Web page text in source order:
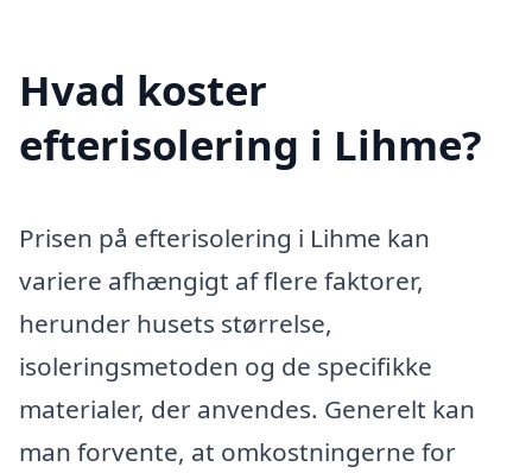
Hvad koster
efterisolering i Lihme?
Prisen på efterisolering i Lihme kan
variere afhængigt af flere faktorer,
herunder husets størrelse,
isoleringsmetoden og de specifikke
materialer, der anvendes. Generelt kan
man forvente, at omkostningerne for